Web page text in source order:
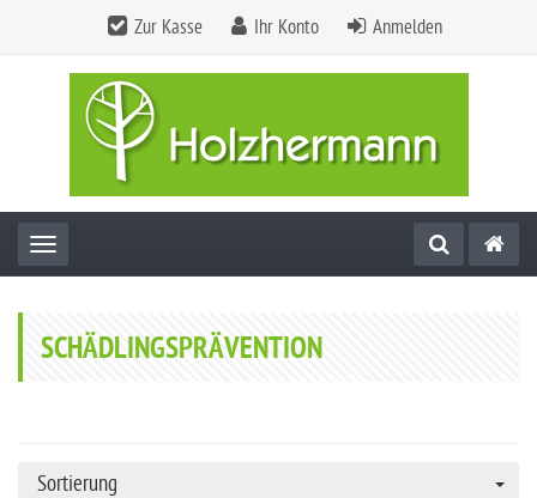
Zur Kasse Ihr Konto Anmelden
Toggle navigation
SCHÄDLINGSPRÄVENTION
Sortierung